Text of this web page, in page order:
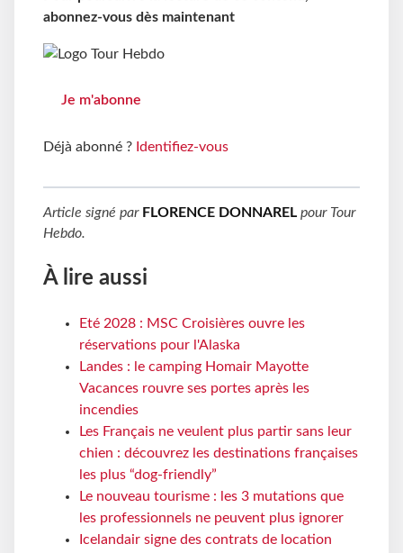
abonnez-vous dès maintenant
Je m'abonne
Déjà abonné ? Identifiez-vous
Article signé par FLORENCE DONNAREL pour Tour
Hebdo.
À lire aussi
Eté 2028 : MSC Croisières ouvre les
réservations pour l'Alaska
Landes : le camping Homair Mayotte
Vacances rouvre ses portes après les
incendies
Les Français ne veulent plus partir sans leur
chien : découvrez les destinations françaises
les plus “dog-friendly”
Le nouveau tourisme : les 3 mutations que
les professionnels ne peuvent plus ignorer
Icelandair signe des contrats de location